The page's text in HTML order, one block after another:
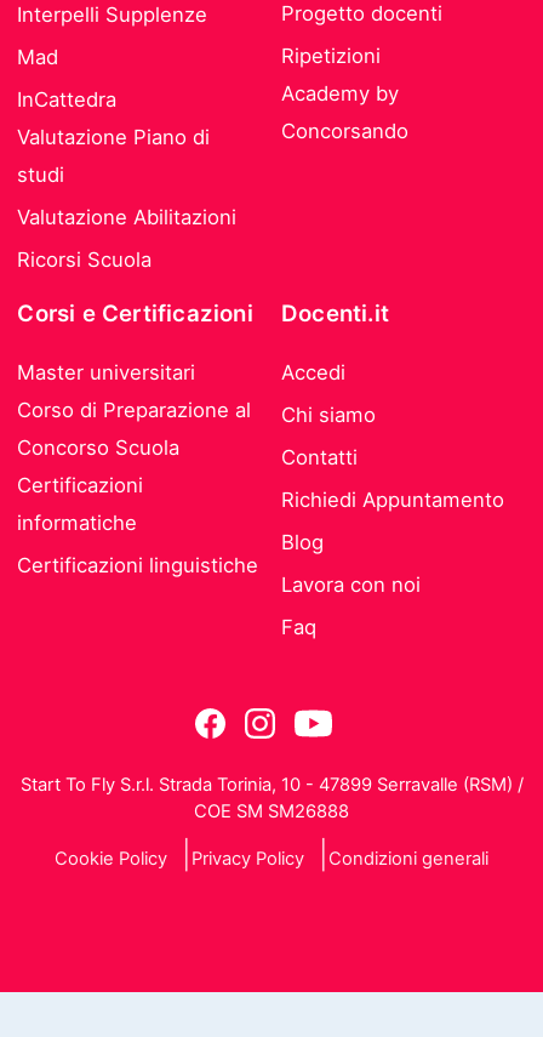
Interpelli Supplenze
Mad
InCattedra
Valutazione Piano di
studi
Valutazione Abilitazioni
Ricorsi Scuola
Progetto docenti
Ripetizioni
Academy by
Concorsando
Corsi e Certificazioni
Master universitari
Corso di Preparazione al
Concorso Scuola
Certificazioni
informatiche
Certificazioni linguistiche
Docenti.it
Accedi
Chi siamo
Contatti
Richiedi Appuntamento
Blog
Lavora con noi
Faq
Start To Fly S.r.l. Strada Torinia, 10 - 47899 Serravalle (RSM) /
COE SM SM26888
Cookie Policy Privacy Policy Condizioni generali